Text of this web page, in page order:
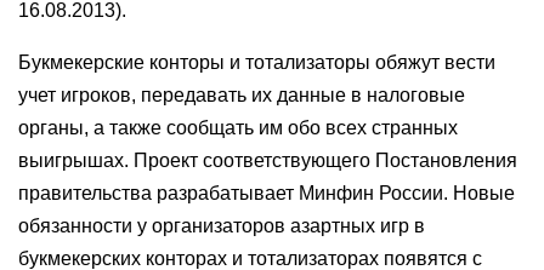
16.08.2013).
Букмекерские конторы и тотализаторы обяжут вести
учет игроков, передавать их данные в налоговые
органы, а также сообщать им обо всех странных
выигрышах. Проект соответствующего Постановления
правительства разрабатывает Минфин России. Новые
обязанности у организаторов азартных игр в
букмекерских конторах и тотализаторах появятся с